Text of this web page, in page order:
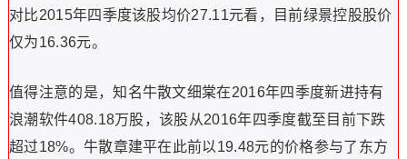
对比2015年四季度该股均价27.11元看，目前绿景控股股价
仅为16.36元。
值得注意的是，知名牛散文细棠在2016年四季度新进持有
浪潮软件408.18万股，该股从2016年四季度截至目前下跌
超过18%。牛散章建平在此前以19.48元的价格参与了东方